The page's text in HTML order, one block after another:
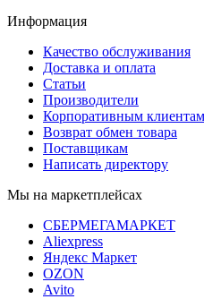
Информация
Качество обслуживания
Доставка и оплата
Статьи
Производители
Корпоративным клиентам
Возврат обмен товара
Поставщикам
Написать директору
Мы на маркетплейсах
СБЕРМЕГАМАРКЕТ
Aliexpress
Яндекс Маркет
OZON
Avito